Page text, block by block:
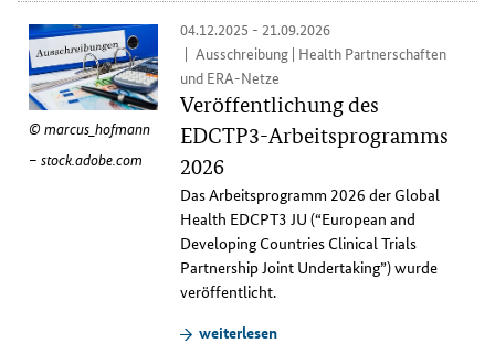
marcus_hofmann
– stock.adobe.com
04.12.2025 - 21.09.2026
Ausschreibung | Health Partnerschaften
und ERA-Netze
Veröffentlichung des
EDCTP3-Arbeitsprogramms
2026
Das Arbeitsprogramm 2026 der Global
Health EDCPT3 JU (“European and
Developing Countries Clinical Trials
Partnership Joint Undertaking”)wurde
veröffentlicht.
weiterlesen